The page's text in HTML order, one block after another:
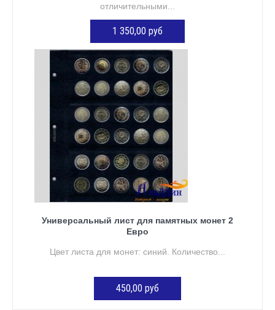
отличительными...
1 350,00 руб
ДОБАВИТЬ В КОРЗИНУ
Универсальный лист для памятных монет 2
Евро
Цвет листа для монет: синий. Количество...
450,00 руб